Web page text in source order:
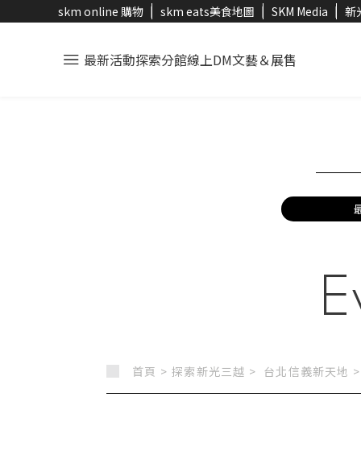
skm online 購物 skm eats美食地圖 SKM Media 新
最新活動探索分館線上DM文藝＆展售
首頁 > 探索新光三越 > 台北信義新天地 >